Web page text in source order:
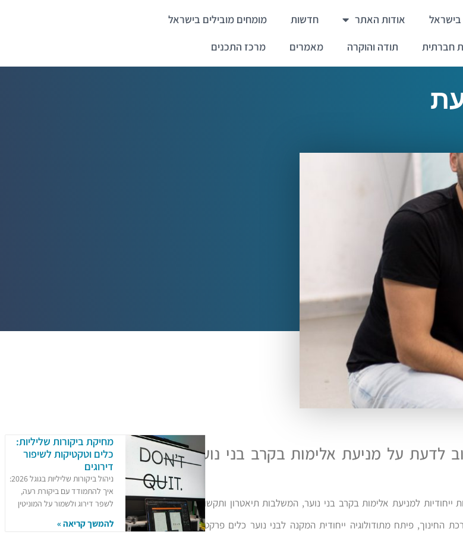
בישראל אודות האתר חדשות
מומחים מובילים בישראל
חברתית תודה והוקרה מאמרים מרכז התכנים
לדעת על מניעת אלימות בקרב בני נוער
ייחודיות למניעת אלימות בקרב בני נוער, המשלבות תיאטרון ותקשורת
במערכת החינוך, פיתח מתודולוגיה ייחודית המקנה לבני נוער כלים פרקטיים
מחיקת ביקורות שליליות:
כלים וטקטיקות לשיפור
דירוגים
ניהול ביקורות שליליות בגוגל 2026:
איך להתמודד עם ביקורת רעה,
לשפר דירוג ולשמור על המוניטין
להמשך קריאה »